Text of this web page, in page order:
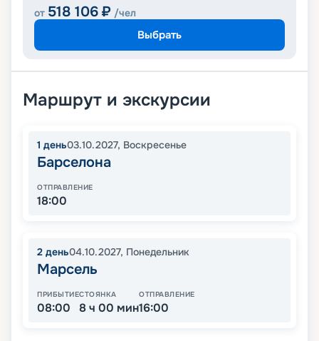
от 518 106 ₽ /чел
Выбрать
Маршрут и экскурсии
1 день03.10.2027, Воскресенье
Барселона
ОТПРАВЛЕНИЕ
18:00
2 день04.10.2027, Понедельник
Марсель
ПРИБЫТИЕ
08:00
СТОЯНКА
8 ч 00 мин
ОТПРАВЛЕНИЕ
16:00